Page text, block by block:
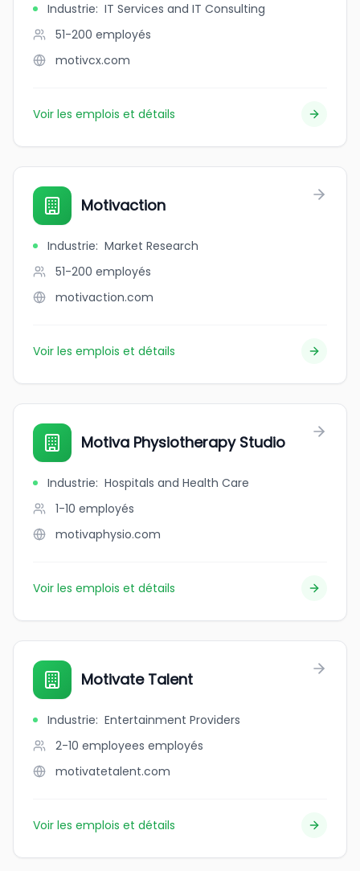
Industrie: IT Services and IT Consulting
51-200 employés
motivcx.com
Voir les emplois et détails
Motivaction
Industrie: Market Research
51-200 employés
motivaction.com
Voir les emplois et détails
Motiva Physiotherapy Studio
Industrie: Hospitals and Health Care
1-10 employés
motivaphysio.com
Voir les emplois et détails
Motivate Talent
Industrie: Entertainment Providers
2-10 employees employés
motivatetalent.com
Voir les emplois et détails